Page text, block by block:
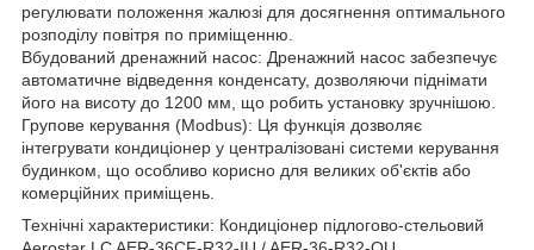
регулювати положення жалюзі для досягнення оптимального
розподілу повітря по приміщенню.
Вбудований дренажний насос: Дренажний насос забезпечує
автоматичне відведення конденсату, дозволяючи піднімати
його на висоту до 1200 мм, що робить установку зручнішою.
Групове керування (Modbus): Ця функція дозволяє
інтегрувати кондиціонер у централізовані системи керування
будинком, що особливо корисно для великих об'єктів або
комерційних приміщень.
Технічні характеристики: Кондиціонер підлогово-стельовий